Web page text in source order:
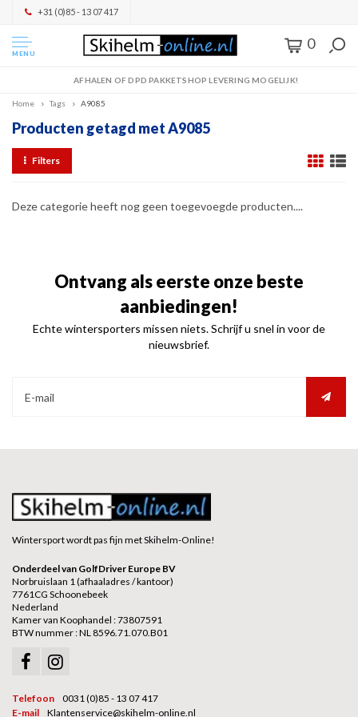
+31 (0)85 - 13 07 417
MENU
0
AFHALEN OF DPD PAKKETSHOP LEVERING MOGELIJK!
Home Tags A9085
Producten getagd met A9085
Filters
Deze categorie heeft nog geen toegevoegde producten....
Ontvang als eerste onze beste
aanbiedingen!
Echte wintersporters missen niets. Schrijf u snel in voor de
nieuwsbrief.
Wintersport wordt pas fijn met Skihelm-Online!
Onderdeel van GolfDriver Europe BV
Norbruislaan 1 (afhaaladres / kantoor)
7761CG Schoonebeek
Nederland
Kamer van Koophandel : 73807591
BTW nummer : NL 8596.71.070.B01
Telefoon
0031 (0)85 - 13 07 417
E-mail
Klantenservice@skihelm-online.nl